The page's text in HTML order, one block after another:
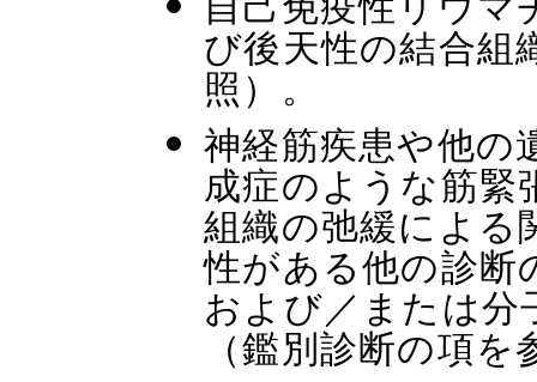
び後天性の結合組
照）。
神経筋疾患や他の
成症のような筋緊
組織の弛緩による
性がある他の診断
および／または分
（鑑別診断の項を